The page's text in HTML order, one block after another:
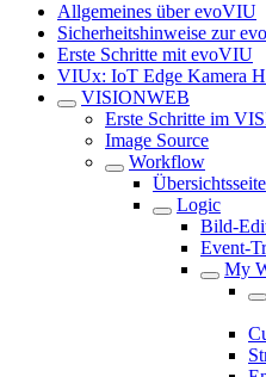
Allgemeines über evoVIU
Sicherheitshinweise zur
Erste Schritte mit evoVIU
VIUx: IoT Edge Kamera
VISIONWEB
Erste Schritte im
Image Source
Workflow
Übersichtsseite
Logic
Bild-
Event-
My